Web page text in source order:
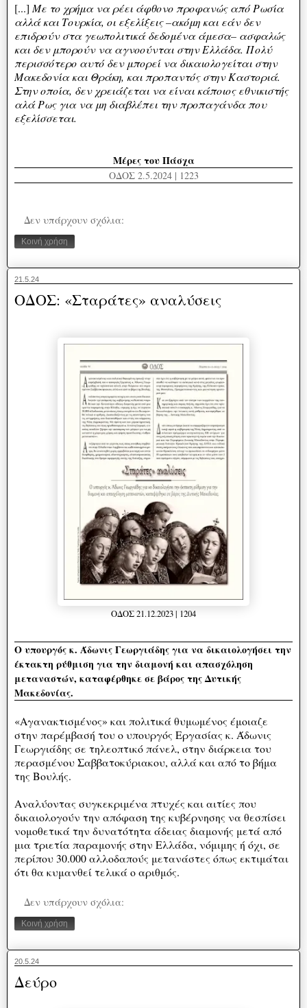
[...] Με το χρήμα να ρέει άφθονο προφανώς από Ρωσία
αλλά και Τουρκία, οι εξελίξεις –ακόμη και εάν δεν
επιδρούν στα γεωπολιτικά δεδομένα άμεσα– ασφαλώς
και δεν μπορούν να αγνοούνται στην Ελλάδα. Πολύ
περισσότερο αυτό δεν μπορεί να δικαιολογείται στην
Μακεδονία και Θράκη, και προπαντός στην Καστοριά.
Στην οποία, δεν χρειάζεται να είναι κάποιος εθνικιστής
αλά Ρως για να μη διαβλέπει την προπαγάνδα που
εξελίσσεται.
Μέρες του Πάσχα
ΟΔΟΣ 2.5.2024 | 1223
Δεν υπάρχουν σχόλια:
Κοινή χρήση
21.5.24
ΟΔΟΣ: «Σταράτες» αναλύσεις
ΟΔΟΣ 21.12.2023 | 1204
Ο υπουργός κ. Άδωνις Γεωργιάδης για να δικαιολογήσει την
έκτακτη ρύθμιση για την διαμονή και απασχόληση
μεταναστών, καταφέρθηκε σε βάρος της Δυτικής
Μακεδονίας.
«Αγανακτισμένος» και πολιτικά θυμωμένος έμοιαζε
στην παρέμβασή του ο υπουργός Εργασίας κ. Άδωνις
Γεωργιάδης σε τηλεοπτικό πάνελ, στην διάρκεια του
περασμένου Σαββατοκύριακου, αλλά και από το βήμα
της Βουλής.
Αναλύοντας συγκεκριμένα πτυχές και αιτίες που
δικαιολογούν την απόφαση της κυβέρνησης να θεσπίσει
νομοθετικά την δυνατότητα άδειας διαμονής μετά από
μια τριετία παραμονής στην Ελλάδα, νόμιμης ή όχι, σε
περίπου 30.000 αλλοδαπούς μετανάστες όπως εκτιμάται
ότι θα κυμανθεί τελικά ο αριθμός.
Δεν υπάρχουν σχόλια:
Κοινή χρήση
20.5.24
Δεύρο